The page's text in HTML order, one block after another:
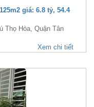
giá: 6.8 tỷ, 54.4
Hòa, Quận Tân
Xem chi tiết